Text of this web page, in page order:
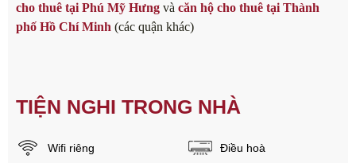
cho thuê tại Phú Mỹ Hưng và căn hộ cho thuê tại Thành
phố Hồ Chí Minh (các quận khác)
TIỆN NGHI TRONG NHÀ
Wifi riêng Điều hoà